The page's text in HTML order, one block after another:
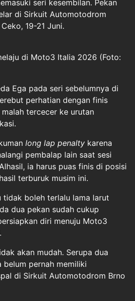
seri kesembilan. Pekan
di Sirkuit Automotodrom
19-21 Juni.
di Moto3 Italia 2026 (Foto:
Ega pada seri sebelumnya di
perhatian dengan finis
tercecer ke urutan
long lap penalty karena
pembalap lain saat sesi
ia harus puas finis di posisi
terburuk musim ini.
tidak boleh terlalu lama larut
dua pekan sudah cukup
diri menuju Moto3
akan mudah. Serupa dua
belum pernah memiliki
di Sirkuit Automotodrom Brno